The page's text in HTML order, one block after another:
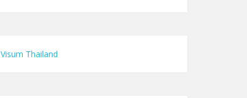
Visum Thailand